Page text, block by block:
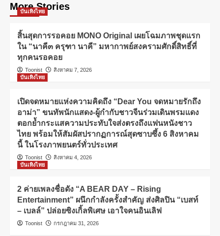
More Stories
บันเทิงไทย
สิ้นสุดการรอคอย MONO Original เผยโฉมภาพชุดแรก
ใน “นาคี๓ ครุฑา นาคี” มหากาพย์สงครามศักดิ์สิทธิ์ที่
ทุกคนรอคอย
Toonist
สิงหาคม 7, 2026
บันเทิงไทย
เปิดจดหมายแห่งความคิดถึง “Dear You จดหมายรักถึง
อาม่า” ขนทัพนักแสดง-ผู้กำกับชาวจีนร่วมเดินพรมแดง
ตอกย้ำกระแสความประทับใจส่งตรงถึงแฟนหนังชาว
ไทย พร้อมให้สัมผัสปรากฏการณ์สุดซาบซึ้ง 6 สิงหาคม
นี้ ในโรงภาพยนตร์ทั่วประเทศ
Toonist
สิงหาคม 4, 2026
บันเทิงไทย
2 ค่ายเพลงชื่อดัง “A BEAR DAY – Rising
Entertainment” ผนึกกำลังครั้งสำคัญ ส่งศิลปิน “เบสท์
– เบลล์” ปล่อยซิงเกิ้ลพิเศษ เอาใจคนอินเลิฟ
Toonist กรกฎาคม 31, 2026